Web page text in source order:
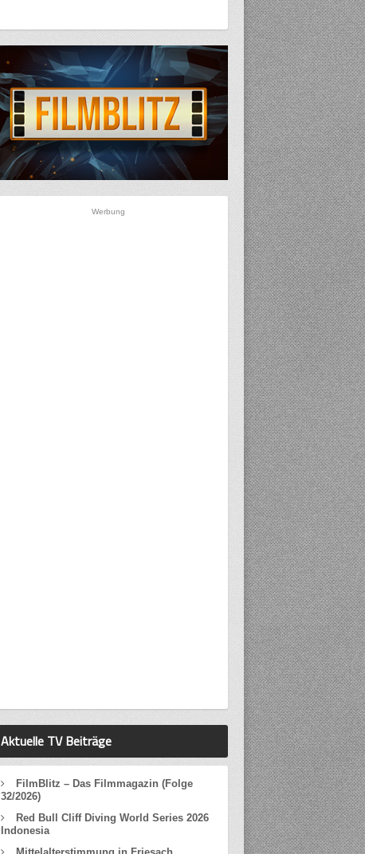
Werbung
Aktuelle TV Beiträge
FilmBlitz – Das Filmmagazin (Folge
32/2026)
Red Bull Cliff Diving World Series 2026
Indonesia